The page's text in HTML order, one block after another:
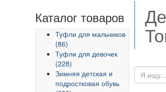
Каталог товаров
Туфли для мальчиков
(86)
Туфли для девочек
(228)
Зимняя детская и
подростковая обувь